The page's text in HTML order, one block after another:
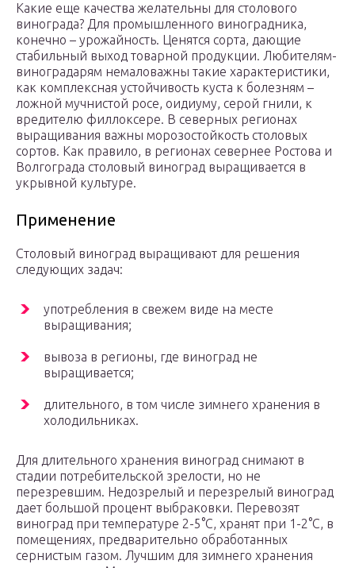
Какие еще качества желательны для столового
винограда? Для промышленного виноградника,
конечно – урожайность. Ценятся сорта, дающие
стабильный выход товарной продукции. Любителям-
виноградарям немаловажны такие характеристики,
как комплексная устойчивость куста к болезням –
ложной мучнистой росе, оидиуму, серой гнили, к
вредителю филлоксере. В северных регионах
выращивания важны морозостойкость столовых
сортов. Как правило, в регионах севернее Ростова и
Волгограда столовый виноград выращивается в
укрывной культуре.
Применение
Столовый виноград выращивают для решения
следующих задач:
употребления в свежем виде на месте
выращивания;
вывоза в регионы, где виноград не
выращивается;
длительного, в том числе зимнего хранения в
холодильниках.
Для длительного хранения виноград снимают в
стадии потребительской зрелости, но не
перезревшим. Недозрелый и перезрелый виноград
дает большой процент выбраковки. Перевозят
виноград при температуре 2-5°С, хранят при 1-2°С, в
помещениях, предварительно обработанных
сернистым газом. Лучшим для зимнего хранения